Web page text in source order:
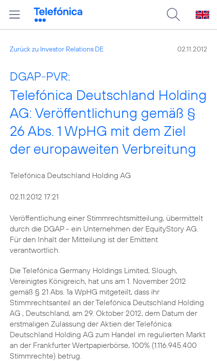
Zurück zu Investor Relations DE 02.11.2012
DGAP-PVR:
Telefónica Deutschland Holding
AG: Veröffentlichung gemäß §
26 Abs. 1 WpHG mit dem Ziel
der europaweiten Verbreitung
Telefónica Deutschland Holding AG
02.11.2012 17:21
Veröffentlichung einer Stimmrechtsmitteilung, übermittelt
durch die DGAP - ein Unternehmen der EquityStory AG.
Für den Inhalt der Mitteilung ist der Emittent
verantwortlich.
Die Telefónica Germany Holdings Limited, Slough,
Vereinigtes Königreich, hat uns am 1. November 2012
gemäß § 21 Abs. 1a WpHG mitgeteilt, dass ihr
Stimmrechtsanteil an der Telefónica Deutschland Holding
AG , Deutschland, am 29. Oktober 2012, dem Datum der
erstmaligen Zulassung der Aktien der Telefónica
Deutschland Holding AG zum Handel im regulierten Markt
an der Frankfurter Wertpapierbörse, 100% (1.116.945.400
Stimmrechte) betrug.